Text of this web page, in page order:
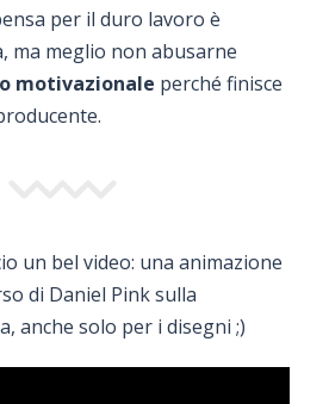
per il duro lavoro è
ma meglio non abusarne
motivazionale perché finisce
un bel video: una animazione
di Daniel Pink sulla
anche solo per i disegni ;)